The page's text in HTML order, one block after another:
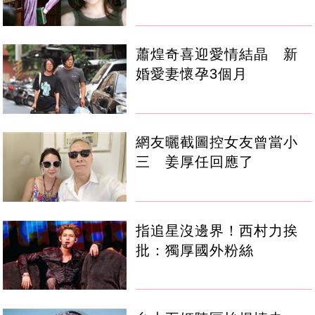
蕭煌奇喜迎愛情結晶 新
婚愛妻懷孕3個月
網友曬截圖控女友曾當小
三 姜厚任回應了
指追星沒邊界！西村力挨
批：獨厚國外粉絲